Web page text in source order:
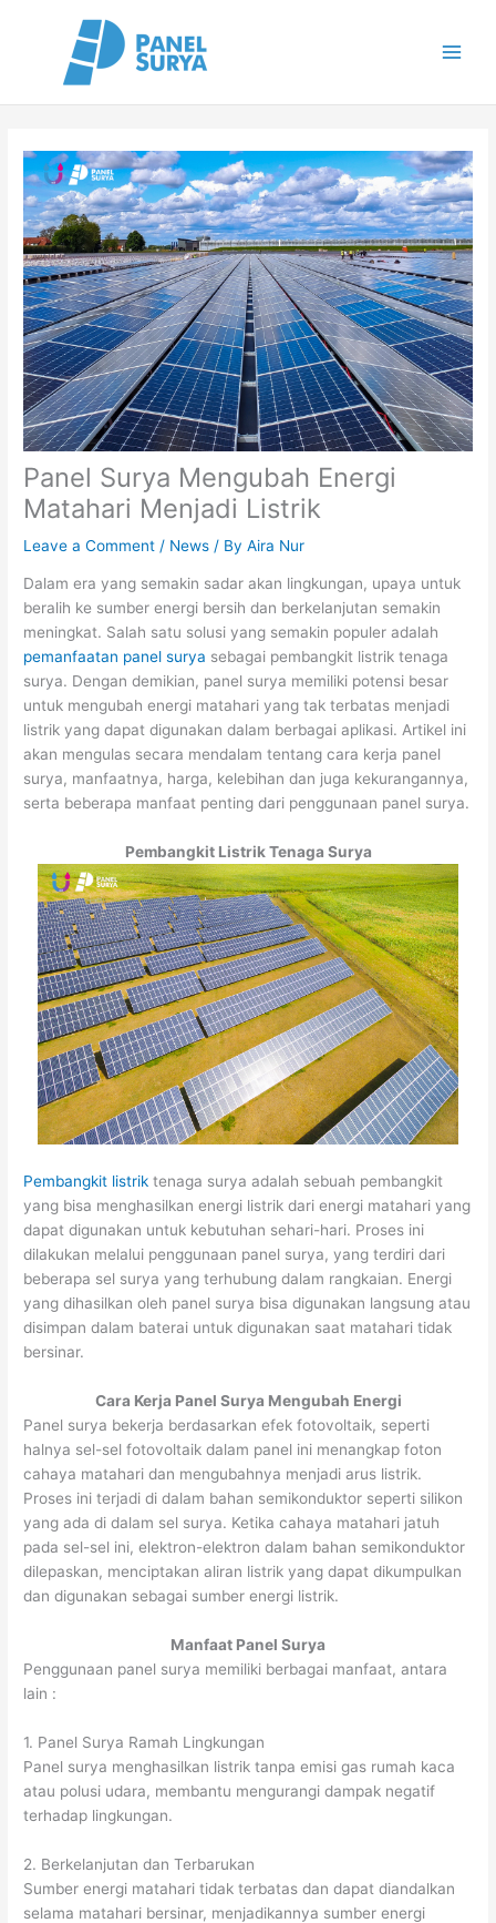
Panel Surya Mengubah Energi
Matahari Menjadi Listrik
Leave a Comment / News / ByAira Nur
Dalam era yang semakin sadar akan lingkungan, upaya untuk
beralih ke sumber energi bersih dan berkelanjutan semakin
meningkat. Salah satu solusi yang semakin populer adalah
pemanfaatan panel surya sebagai pembangkit listrik tenaga
surya. Dengan demikian, panel surya memiliki potensi besar
untuk mengubah energi matahari yang tak terbatas menjadi
listrik yang dapat digunakan dalam berbagai aplikasi. Artikel ini
akan mengulas secara mendalam tentang cara kerja panel
surya, manfaatnya, harga, kelebihan dan juga kekurangannya,
serta beberapa manfaat penting dari penggunaan panel surya.
Pembangkit Listrik Tenaga Surya
Pembangkit listrik tenaga surya adalah sebuah pembangkit
yang bisa menghasilkan energi listrik dari energi matahari yang
dapat digunakan untuk kebutuhan sehari-hari. Proses ini
dilakukan melalui penggunaan panel surya, yang terdiri dari
beberapa sel surya yang terhubung dalam rangkaian. Energi
yang dihasilkan oleh panel surya bisa digunakan langsung atau
disimpan dalam baterai untuk digunakan saat matahari tidak
bersinar.
Cara Kerja Panel Surya Mengubah Energi
Panel surya bekerja berdasarkan efek fotovoltaik, seperti
halnya sel-sel fotovoltaik dalam panel ini menangkap foton
cahaya matahari dan mengubahnya menjadi arus listrik.
Proses ini terjadi di dalam bahan semikonduktor seperti silikon
yang ada di dalam sel surya. Ketika cahaya matahari jatuh
pada sel-sel ini, elektron-elektron dalam bahan semikonduktor
dilepaskan, menciptakan aliran listrik yang dapat dikumpulkan
dan digunakan sebagai sumber energi listrik.
Manfaat Panel Surya
Penggunaan panel surya memiliki berbagai manfaat, antara
lain :
1. Panel Surya Ramah Lingkungan
Panel surya menghasilkan listrik tanpa emisi gas rumah kaca
atau polusi udara, membantu mengurangi dampak negatif
terhadap lingkungan.
2. Berkelanjutan dan Terbarukan
Sumber energi matahari tidak terbatas dan dapat diandalkan
selama matahari bersinar, menjadikannya sumber energi